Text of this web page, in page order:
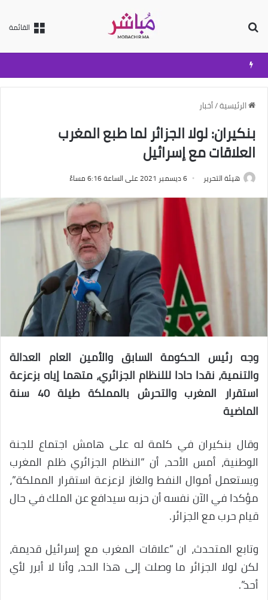
القائمة
الرئيسية/أخبار
بنكيران: لولا الجزائر لما طبع المغرب
العلاقات مع إسرائيل
هيئة التحرير 6 ديسمبر 2021 على الساعة 6:16 مساءً
وجه رئيس الحكومة السابق والأمين العام العدالة
والتنمية، نقدا حادا لللنظام الجزائري، متهما إياه بزعزعة
استقرار المغرب والتحرش بالمملكة طيلة 40 سنة
الماضية
وقال بنكيران في كلمة له على هامش اجتماع للجنة
الوطنية، أمس الأحد، أن “النظام الجزائري ظلم المغرب
ويستعمل أموال النفط والغاز لزعزعة استقرار المملكة”،
مؤكدا في الآن نفسه أن حزبه سيدافع عن الملك في حال
قيام حرب مع الجزائر.
وتابع المتحدث، ان “علاقات المغرب مع إسرائيل قديمة،
لكن لولا الجزائر ما وصلت إلى هذا الحد، وأنا لا أبرر لأي
أحد”.